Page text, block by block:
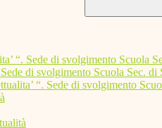
“. Sede di svolgimento Scuola
di svolgimento Scuola Sec.
“. Sede di svolgimento